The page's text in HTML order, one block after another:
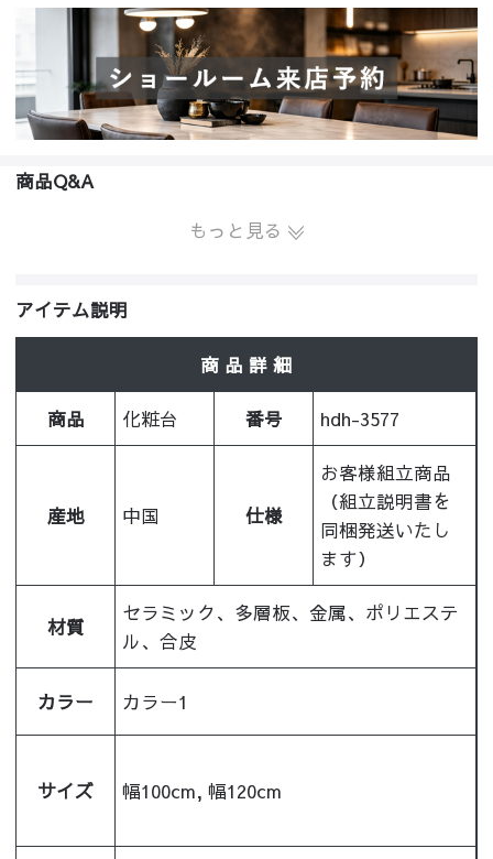
商品Q&A
もっと見る
アイテム説明
商 品 詳 細
商品 化粧台 番号 hdh-3577
産地 中国 仕様
お客様組立商品
（組立説明書を
同梱発送いたし
ます）
材質
セラミック、多層板、金属、ポリエステ
ル、合皮
カラー カラー1
サイズ 幅100cm, 幅120cm